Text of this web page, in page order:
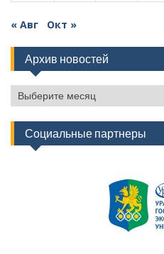
« Авг Окт »
Архив новостей
Архив
новостей
Социальные партнеры